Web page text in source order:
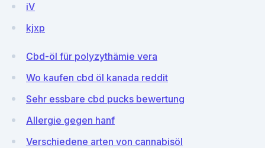
iV
kjxp
Cbd-öl für polyzythämie vera
Wo kaufen cbd öl kanada reddit
Sehr essbare cbd pucks bewertung
Allergie gegen hanf
Verschiedene arten von cannabisöl